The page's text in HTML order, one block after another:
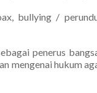
bullying /
penerus
mengenai hukum